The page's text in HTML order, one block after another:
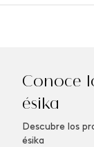
Conoce
ésika
Descubre los
ésika